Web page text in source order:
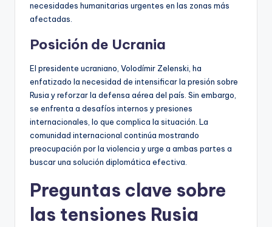
necesidades humanitarias urgentes en las zonas más
afectadas.
Posición de Ucrania
El presidente ucraniano, Volodímir Zelenski, ha
enfatizado la necesidad de intensificar la presión sobre
Rusia y reforzar la defensa aérea del país. Sin embargo,
se enfrenta a desafíos internos y presiones
internacionales, lo que complica la situación. La
comunidad internacional continúa mostrando
preocupación por la violencia y urge a ambas partes a
buscar una solución diplomática efectiva.
Preguntas clave sobre
las tensiones Rusia